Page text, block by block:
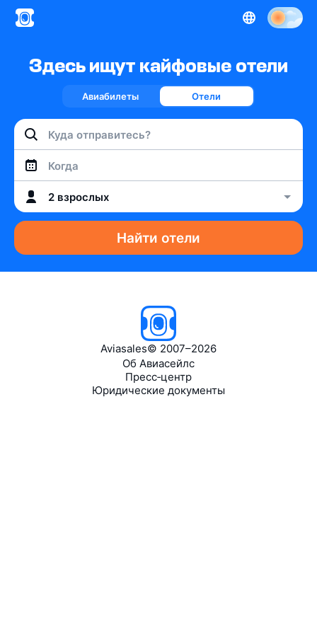
Здесь ищут кайфовые отели
Авиабилеты Отели
Когда
2 взрослых
Найти отели
Aviasales© 2007–2026
Об Авиасейлс
Пресс‑центр
Юридические документы